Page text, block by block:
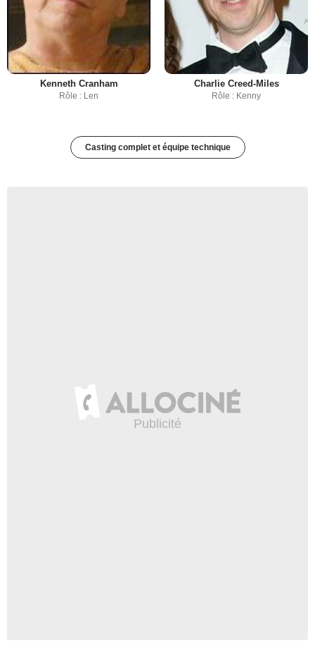
Kenneth Cranham
Rôle : Len
Charlie Creed-Miles
Rôle : Kenny
Casting complet et équipe technique